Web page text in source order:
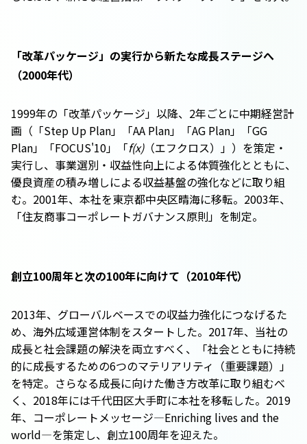
「改革パッケージ」の実行から新たな成長ステージへ
（2000年代）
1999年の「改革パッケージ」以降、2年ごとに中期経営計
画（「Step Up Plan」「AA Plan」「AG Plan」「GG
Plan」「FOCUS'10」「f(x)（エフクロス）」）を策定・
実行し、事業選別・収益性向上による体質強化とともに、
優良資産の積み増しによる収益基盤の強化などに取り組
む。2001年、本社を東京都中央区晴海に移転。2003年、
「住友商事コーポレートガバナンス原則」を制定。
創立100周年と次の100年に向けて（2010年代）
2013年、グローバルベースでの収益力強化につなげるた
め、海外広域運営体制をスタートした。2017年、当社の
成長と社会課題の解決を両立すべく、「社会とともに持続
的に成長するための6つのマテリアリティ（重要課題）」
を特定。さらなる成長に向けた働き方改革に取り組むべ
く、2018年には千代田区大手町に本社を移転した。2019
年、コーポレートメッセージ―Enriching lives and the
world―を策定し、創立100周年を迎えた。